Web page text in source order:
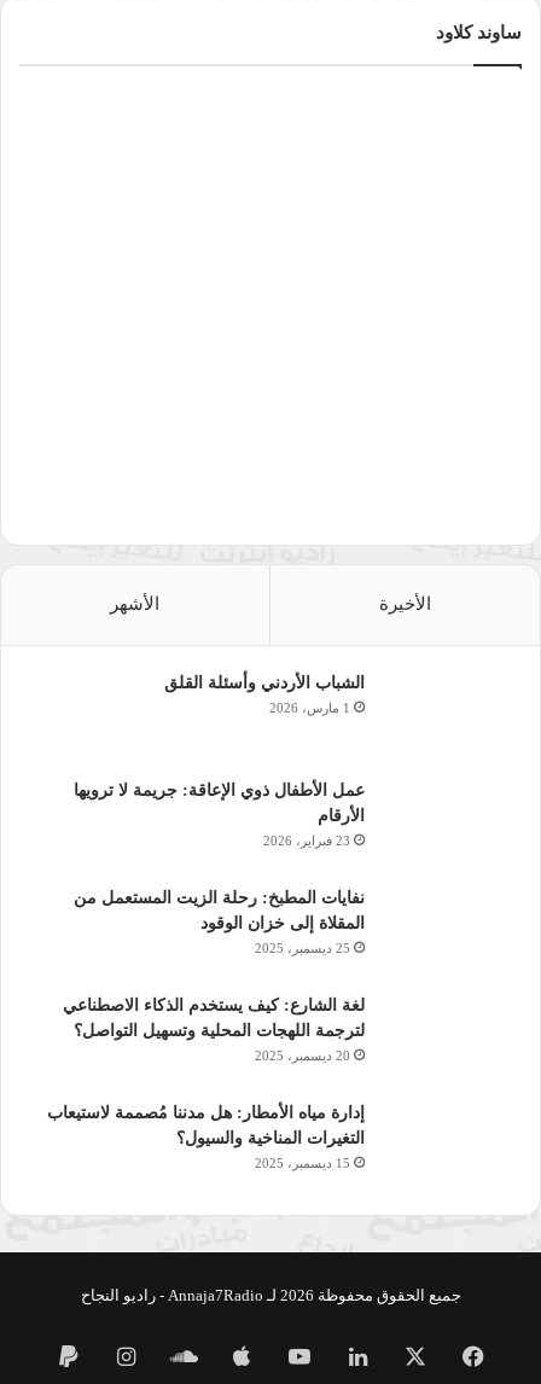
ساوند كلاود
الأخيرة الأشهر
الشباب الأردني وأسئلة القلق
1 مارس، 2026
عمل الأطفال ذوي الإعاقة: جريمة لا ترويها
الأرقام
23 فبراير، 2026
نفايات المطبخ: رحلة الزيت المستعمل من
المقلاة إلى خزان الوقود
25 ديسمبر، 2025
لغة الشارع: كيف يستخدم الذكاء الاصطناعي
لترجمة اللهجات المحلية وتسهيل التواصل؟
20 ديسمبر، 2025
إدارة مياه الأمطار: هل مدننا مُصممة لاستيعاب
التغيرات المناخية والسيول؟
15 ديسمبر، 2025
جميع الحقوق محفوظة 2026 لـ Annaja7Radio - راديو النجاح
فيسبوك لينكدإن‫YouTube ساوندانستقرام
‏Paypal